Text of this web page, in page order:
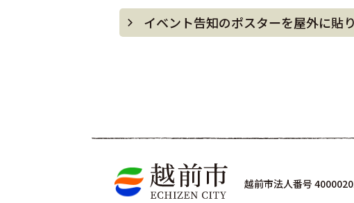
イベント告知のポスターを屋外に貼
越前市法人番号